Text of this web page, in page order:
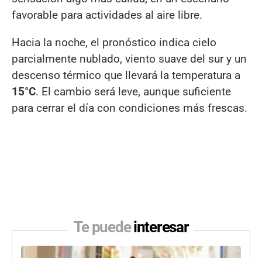
favorable para actividades al aire libre.
Hacia la noche, el pronóstico indica cielo
parcialmente nublado, viento suave del sur y un
descenso térmico que llevará la temperatura a
15°C. El cambio será leve, aunque suficiente
para cerrar el día con condiciones más frescas.
Te puedeinteresar